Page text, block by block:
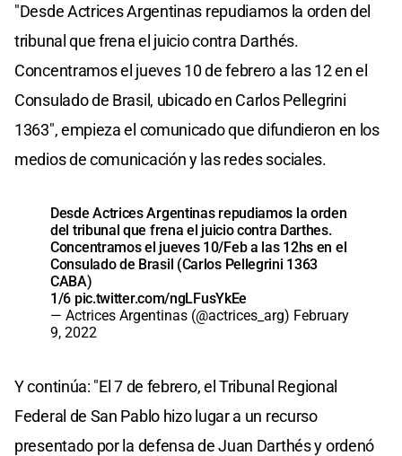
"Desde Actrices Argentinas repudiamos la orden del
tribunal que frena el juicio contra Darthés.
Concentramos el jueves 10 de febrero a las 12 en el
Consulado de Brasil, ubicado en Carlos Pellegrini
1363", empieza el comunicado que difundieron en los
medios de comunicación y las redes sociales.
Desde Actrices Argentinas repudiamos la orden
del tribunal que frena el juicio contra Darthes.
Concentramos el jueves 10/Feb a las 12hs en el
Consulado de Brasil (Carlos Pellegrini 1363
CABA)
1/6 pic.twitter.com/ngLFusYkEe
— Actrices Argentinas (@actrices_arg) February
9, 2022
Y continúa: "El 7 de febrero, el Tribunal Regional
Federal de San Pablo hizo lugar a un recurso
presentado por la defensa de Juan Darthés y ordenó